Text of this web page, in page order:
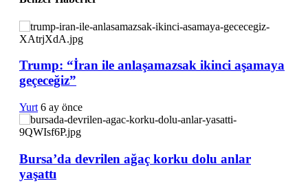
Trump: “İran ile anlaşamazsak ikinci aşamaya
geçeceğiz”
Yurt 6 ay önce
Bursa’da devrilen ağaç korku dolu anlar
yaşattı